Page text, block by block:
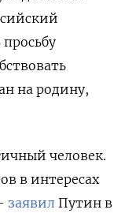
на родину,
человек.
в интересах
заявил Путин в